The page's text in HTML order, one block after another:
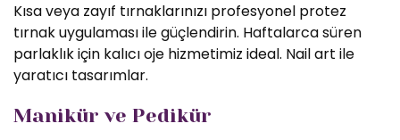
Kısa veya zayıf tırnaklarınızı profesyonel protez
tırnak uygulaması ile güçlendirin. Haftalarca süren
parlaklık için kalıcı oje hizmetimiz ideal. Nail art ile
yaratıcı tasarımlar.
Manikür ve Pedikür